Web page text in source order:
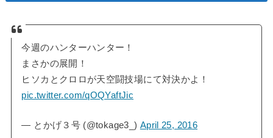
今週のハンターハンター！
まさかの展開！
ヒソカとクロロが天空闘技場にて対決かよ！
pic.twitter.com/qOQYaftJic
— とかげ３号 (@tokage3_) April 25, 2016